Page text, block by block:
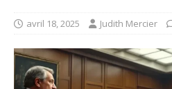
avril 18, 2025 Judith Mercier